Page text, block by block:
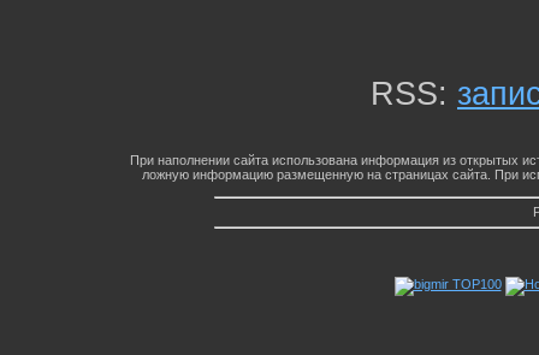
RSS:
При наполнении сайта использована информация из открытых
ложную информацию размещенную на страницах сайта. При